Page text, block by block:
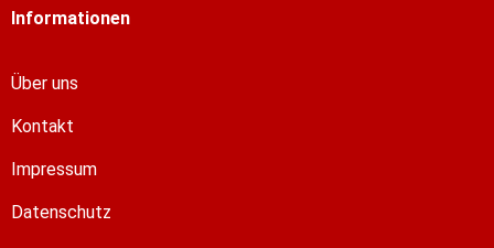
Informationen
Über uns
Kontakt
Impressum
Datenschutz